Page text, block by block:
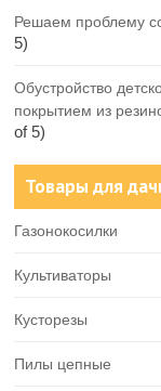
Решаем проблему
5)
Обустройство
покрытием из
of 5)
Товары для
Газонокосилки
Культиваторы
Кусторезы
Пилы цепные